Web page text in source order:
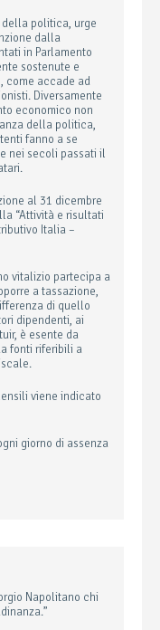
politica, urge
dalla
in Parlamento
sostenute e
come accade ad
Diversamente
economico non
della politica,
fanno a se
nei secoli passati il
al 31 dicembre
“Attività e risultati
Italia –
vitalizio partecipa a
a tassazione,
di quello
dipendenti, ai
è esente da
fonti riferibili a
viene indicato
giorno di assenza
Napolitano chi